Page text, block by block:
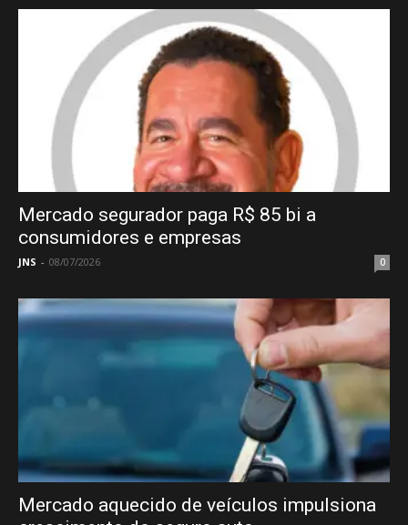
Mercado segurador paga R$ 85 bi a
consumidores e empresas
JNS - 08/07/2026 0
Mercado aquecido de veículos impulsiona